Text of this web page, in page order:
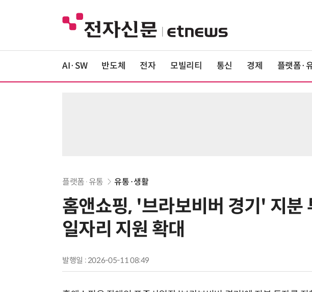
AI·SW 반도체 전자 모빌리티 통신 경제 플랫폼·
플랫폼·유통 유통·생활
홈앤쇼핑, '브라보비버 경기' 지
일자리 지원 확대
발행일 : 2026-05-11 08:49